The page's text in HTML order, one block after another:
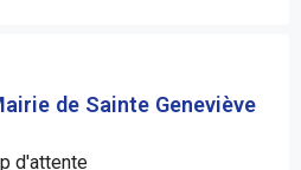
de Sainte Geneviève
d'attente